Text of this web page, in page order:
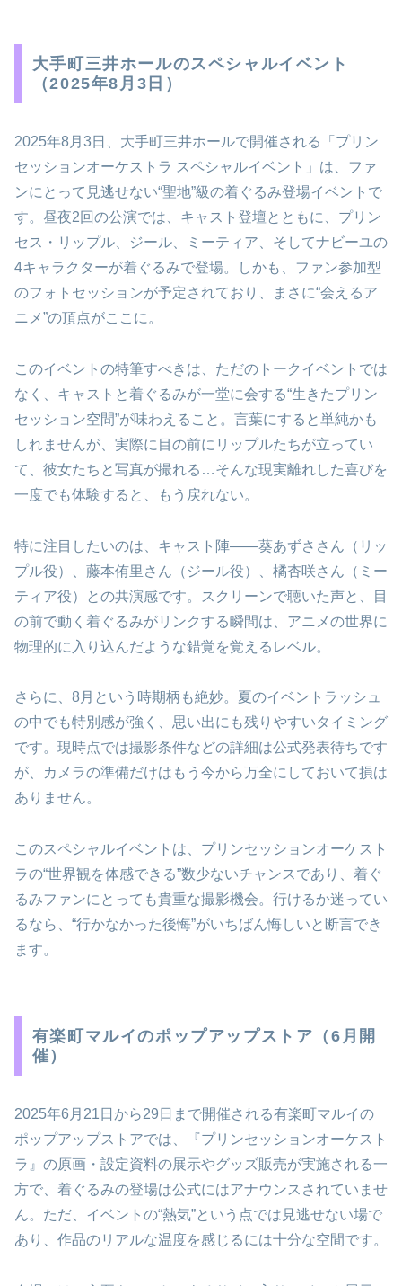
大手町三井ホールのスペシャルイベント
（2025年8月3日）
2025年8月3日、大手町三井ホールで開催される「プリン
セッションオーケストラ スペシャルイベント」は、ファ
ンにとって見逃せない“聖地”級の着ぐるみ登場イベントで
す。昼夜2回の公演では、キャスト登壇とともに、プリン
セス・リップル、ジール、ミーティア、そしてナビーユの
4キャラクターが着ぐるみで登場。しかも、ファン参加型
のフォトセッションが予定されており、まさに“会えるア
ニメ”の頂点がここに。
このイベントの特筆すべきは、ただのトークイベントでは
なく、キャストと着ぐるみが一堂に会する“生きたプリン
セッション空間”が味わえること。言葉にすると単純かも
しれませんが、実際に目の前にリップルたちが立ってい
て、彼女たちと写真が撮れる…そんな現実離れした喜びを
一度でも体験すると、もう戻れない。
特に注目したいのは、キャスト陣――葵あずささん（リッ
プル役）、藤本侑里さん（ジール役）、橘杏咲さん（ミー
ティア役）との共演感です。スクリーンで聴いた声と、目
の前で動く着ぐるみがリンクする瞬間は、アニメの世界に
物理的に入り込んだような錯覚を覚えるレベル。
さらに、8月という時期柄も絶妙。夏のイベントラッシュ
の中でも特別感が強く、思い出にも残りやすいタイミング
です。現時点では撮影条件などの詳細は公式発表待ちです
が、カメラの準備だけはもう今から万全にしておいて損は
ありません。
このスペシャルイベントは、プリンセッションオーケスト
ラの“世界観を体感できる”数少ないチャンスであり、着ぐ
るみファンにとっても貴重な撮影機会。行けるか迷ってい
るなら、“行かなかった後悔”がいちばん悔しいと断言でき
ます。
有楽町マルイのポップアップストア（6月開
催）
2025年6月21日から29日まで開催される有楽町マルイの
ポップアップストアでは、『プリンセッションオーケスト
ラ』の原画・設定資料の展示やグッズ販売が実施される一
方で、着ぐるみの登場は公式にはアナウンスされていませ
ん。ただ、イベントの“熱気”という点では見逃せない場で
あり、作品のリアルな温度を感じるには十分な空間です。